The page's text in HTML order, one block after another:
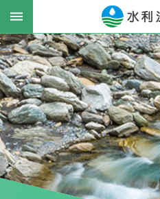
跳到主要內容區塊
進
階
搜
尋
最
新